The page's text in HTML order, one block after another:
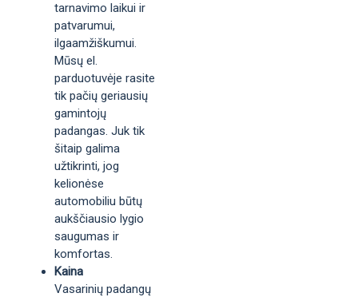
tarnavimo laikui ir
patvarumui,
ilgaamžiškumui.
Mūsų el.
parduotuvėje rasite
tik pačių geriausių
gamintojų
padangas. Juk tik
šitaip galima
užtikrinti, jog
kelionėse
automobiliu būtų
aukščiausio lygio
saugumas ir
komfortas.
Kaina
Vasarinių padangų